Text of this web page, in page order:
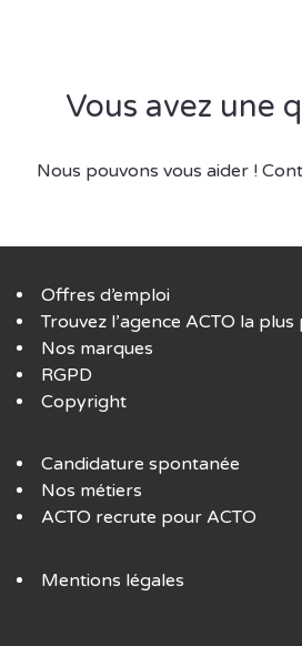
Vous avez une
Nous pouvons vous aider !
Offres d’emploi
Trouvez l’agence ACTO la
Nos marques
RGPD
Copyright
Candidature spontanée
Nos métiers
ACTO recrute pour ACTO
Mentions légales